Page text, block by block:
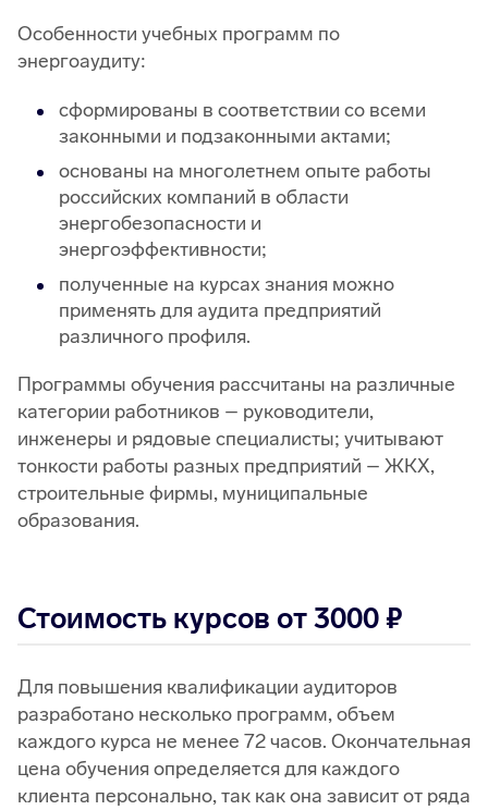
Особенности учебных программ по
энергоаудиту:
сформированы в соответствии со всеми
законными и подзаконными актами;
основаны на многолетнем опыте работы
российских компаний в области
энергобезопасности и
энергоэффективности;
полученные на курсах знания можно
применять для аудита предприятий
различного профиля.
Программы обучения рассчитаны на различные
категории работников – руководители,
инженеры и рядовые специалисты; учитывают
тонкости работы разных предприятий – ЖКХ,
строительные фирмы, муниципальные
образования.
Стоимость курсов от 3000 ₽
Для повышения квалификации аудиторов
разработано несколько программ, объем
каждого курса не менее 72 часов. Окончательная
цена обучения определяется для каждого
клиента персонально, так как она зависит от ряда